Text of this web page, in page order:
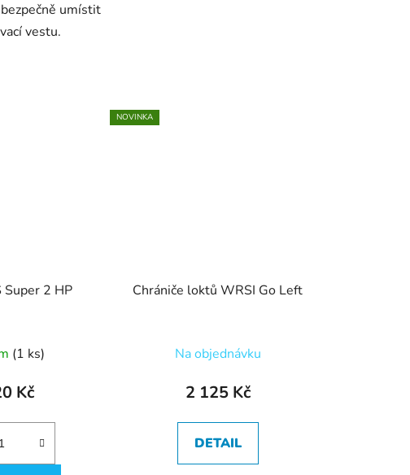
umístit
vestu.
Super 2 HP
(1 ks)
Kč
NOVINKA
Chrániče loktů WRSI Go Left
Na objednávku
2 125 Kč
DETAIL